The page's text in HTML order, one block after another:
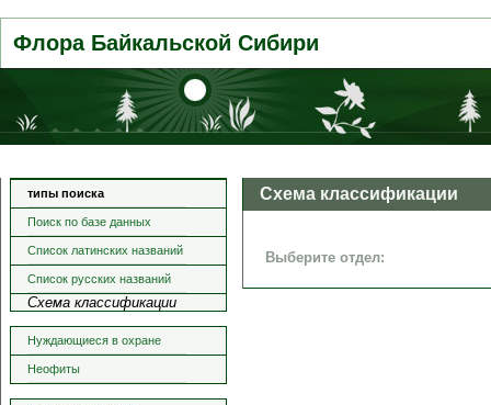
Флора Байкальской Сибири
типы поиска
Поиск по базе данных
Список латинских названий
Список русских названий
Схема классификации
Нуждающиеся в охране
Неофиты
Схема классификации
Выберите отдел: